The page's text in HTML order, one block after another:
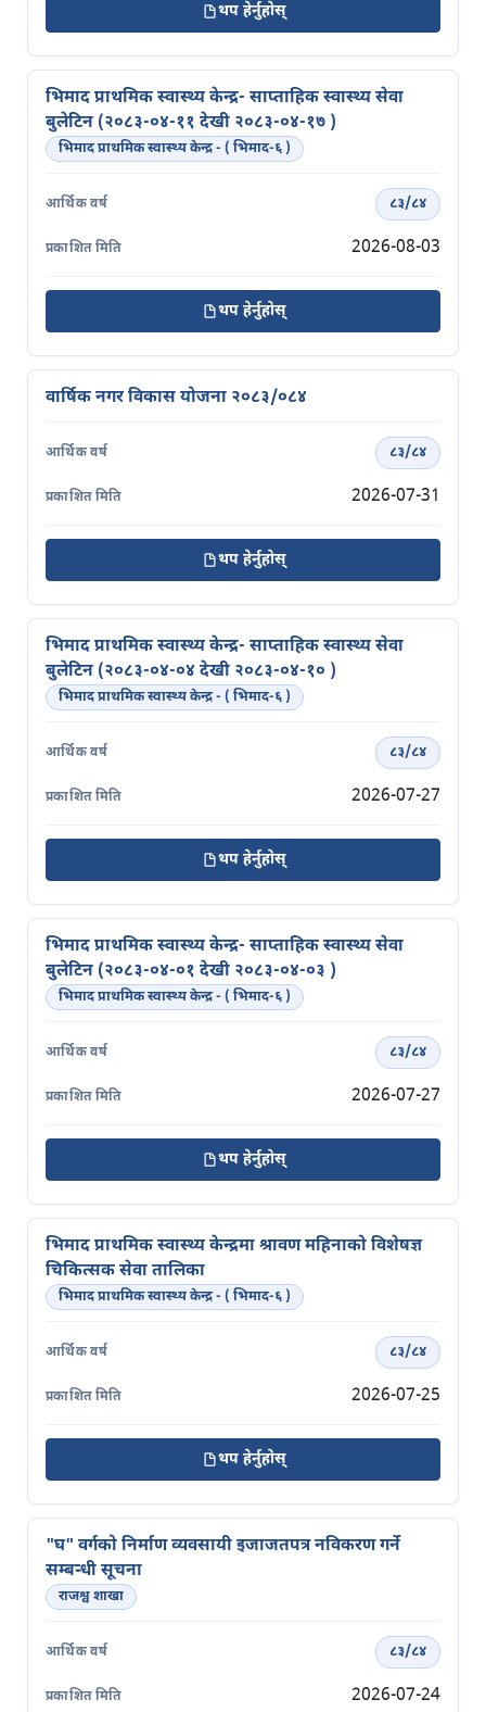
थप हेर्नुहोस्
भिमाद प्राथमिक स्वास्थ्य केन्द्र- साप्ताहिक स्वास्थ्य सेवा
बुलेटिन (२०८३-०४-११ देखी २०८३-०४-१७ )
भिमाद प्राथमिक स्वास्थ्य केन्द्र - ( भिमाद-६ )
८३/८४
2026-08-03
थप हेर्नुहोस्
वार्षिक नगर विकास योजना २०८३/०८४
८३/८४
2026-07-31
थप हेर्नुहोस्
भिमाद प्राथमिक स्वास्थ्य केन्द्र- साप्ताहिक स्वास्थ्य सेवा
बुलेटिन (२०८३-०४-०४ देखी २०८३-०४-१० )
भिमाद प्राथमिक स्वास्थ्य केन्द्र - ( भिमाद-६ )
८३/८४
2026-07-27
थप हेर्नुहोस्
भिमाद प्राथमिक स्वास्थ्य केन्द्र- साप्ताहिक स्वास्थ्य सेवा
बुलेटिन (२०८३-०४-०१ देखी २०८३-०४-०३ )
भिमाद प्राथमिक स्वास्थ्य केन्द्र - ( भिमाद-६ )
८३/८४
2026-07-27
थप हेर्नुहोस्
भिमाद प्राथमिक स्वास्थ्य केन्द्रमा श्रावण महिनाको विशेषज्ञ
चिकित्सक सेवा तालिका
भिमाद प्राथमिक स्वास्थ्य केन्द्र - ( भिमाद-६ )
८३/८४
2026-07-25
थप हेर्नुहोस्
"घ" वर्गको निर्माण व्यवसायी इजाजतपत्र नविकरण गर्ने
सम्बन्धी सूचना
राजश्व शाखा
८३/८४
2026-07-24